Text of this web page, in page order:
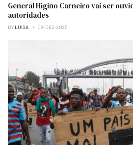
General Higino Carneiro vai ser
autoridades
BY LUISA 08-DEZ-2025